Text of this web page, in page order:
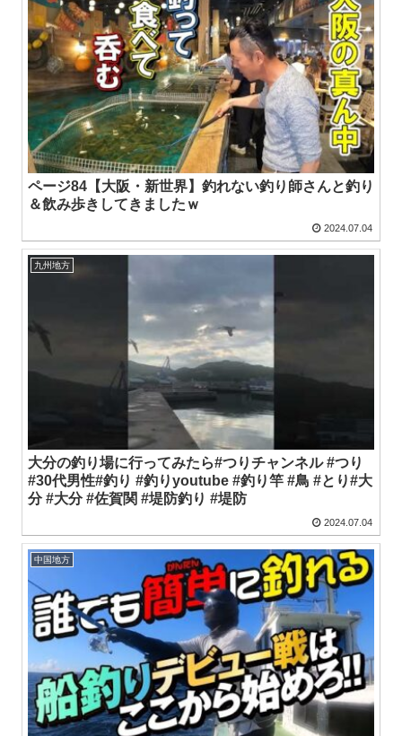
ページ84【大阪・新世界】釣れない釣り師さんと釣り
＆飲み歩きしてきましたｗ
2024.07.04
九州地方
大分の釣り場に行ってみたら#つりチャンネル #つり
#30代男性#釣り #釣りyoutube #釣り竿 #鳥 #とり#大
分 #大分 #佐賀関 #堤防釣り #堤防
2024.07.04
中国地方